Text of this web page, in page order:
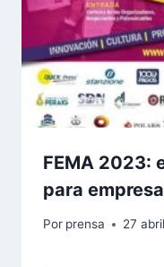
FEMA 2023:
para
Por prensa 27